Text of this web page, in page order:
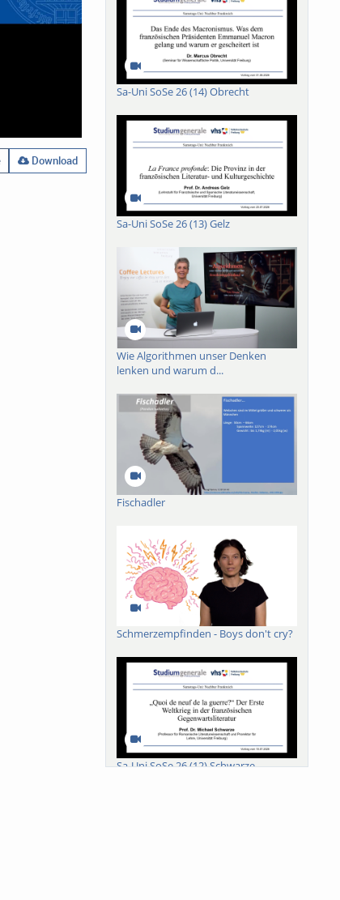
Download
Sa-Uni SoSe 26 (14) Obrecht
Sa-Uni SoSe 26 (13) Gelz
Wie Algorithmen unser Denken
lenken und warum d...
Fischadler
Schmerzempfinden - Boys don't cry?
Sa-Uni SoSe 26 (12) Schwarze